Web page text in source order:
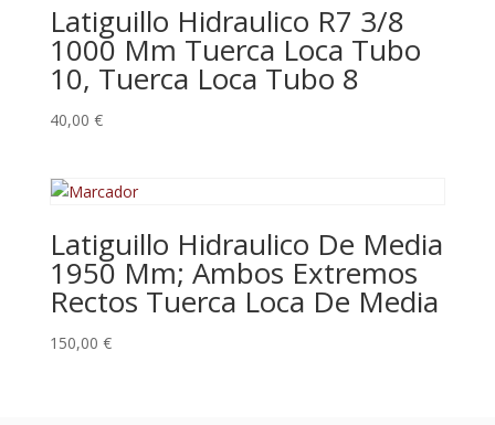
Latiguillo Hidraulico R7 3/8
1000 Mm Tuerca Loca Tubo
10, Tuerca Loca Tubo 8
40,00 €
Latiguillo Hidraulico De Media
1950 Mm; Ambos Extremos
Rectos Tuerca Loca De Media
150,00 €